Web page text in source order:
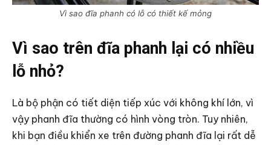
Vì sao đĩa phanh có lỗ có thiết kế mỏng
Vì sao trên đĩa phanh lại có nhiều
lỗ nhỏ?
Là bộ phận có tiết diện tiếp xúc với không khí lớn, vì
vậy phanh đĩa thường có hình vòng tròn. Tuy nhiên,
khi bạn điều khiển xe trên đường phanh đĩa lại rất dễ